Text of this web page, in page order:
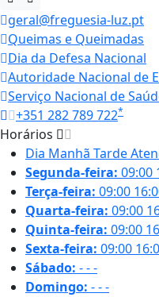
geral@freguesia-luz.pt
Queimas e Queimadas
Dia da Defesa Nacional
Autoridade Nacional de
Serviço Nacional de
+351 282 789 722*
Horários
Dia Manhã Tarde
Segunda-feira: 09:00
Terça-feira: 09:00
Quarta-feira: 09:00
Quinta-feira: 09:00
Sexta-feira: 09:00
Sábado: ---
Domingo: ---